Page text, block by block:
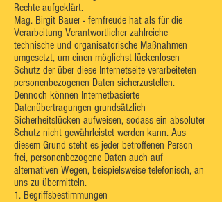
Rechte aufgeklärt.
Mag. Birgit Bauer - fernfreude hat als für die
Verarbeitung Verantwortlicher zahlreiche
technische und organisatorische Maßnahmen
umgesetzt, um einen möglichst lückenlosen
Schutz der über diese Internetseite verarbeiteten
personenbezogenen Daten sicherzustellen.
Dennoch können Internetbasierte
Datenübertragungen grundsätzlich
Sicherheitslücken aufweisen, sodass ein absoluter
Schutz nicht gewährleistet werden kann. Aus
diesem Grund steht es jeder betroffenen Person
frei, personenbezogene Daten auch auf
alternativen Wegen, beispielsweise telefonisch, an
uns zu übermitteln.
1. Begriffsbestimmungen